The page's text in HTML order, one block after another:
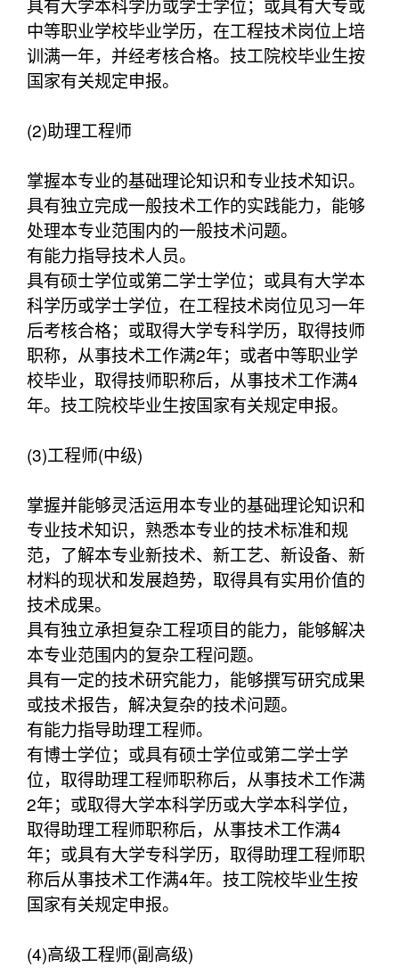
中等职业学校毕业学历，在工程技术岗位上培
训满一年，并经考核合格。技工院校毕业生按
国家有关规定申报。
(2)助理工程师
掌握本专业的基础理论知识和专业技术知识。
具有独立完成一般技术工作的实践能力，能够
处理本专业范围内的一般技术问题。
有能力指导技术人员。
具有硕士学位或第二学士学位；或具有大学本
科学历或学士学位，在工程技术岗位见习一年
后考核合格；或取得大学专科学历，取得技师
职称，从事技术工作满2年；或者中等职业学
校毕业，取得技师职称后，从事技术工作满4
年。技工院校毕业生按国家有关规定申报。
(3)工程师(中级)
掌握并能够灵活运用本专业的基础理论知识和
专业技术知识，熟悉本专业的技术标准和规
范，了解本专业新技术、新工艺、新设备、新
材料的现状和发展趋势，取得具有实用价值的
技术成果。
具有独立承担复杂工程项目的能力，能够解决
本专业范围内的复杂工程问题。
具有一定的技术研究能力，能够撰写研究成果
或技术报告，解决复杂的技术问题。
有能力指导助理工程师。
有博士学位；或具有硕士学位或第二学士学
位，取得助理工程师职称后，从事技术工作满
2年；或取得大学本科学历或大学本科学位，
取得助理工程师职称后，从事技术工作满4
年；或具有大学专科学历，取得助理工程师职
称后从事技术工作满4年。技工院校毕业生按
国家有关规定申报。
(4)高级工程师(副高级)